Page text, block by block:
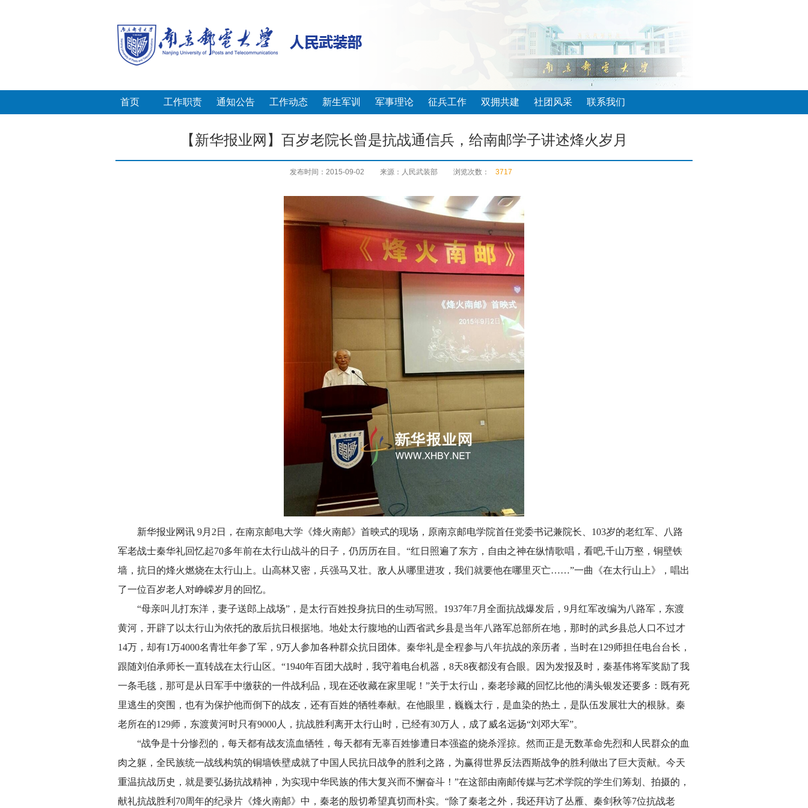
首页 工作职责 通知公告 工作动态 新生军训 军事理论 征兵工作 双拥共建 社团风采 联系我们
【新华报业网】百岁老院长曾是抗战通信兵，给南邮学子讲述烽火岁月
发布时间：2015-09-02 来源：人民武装部 浏览次数： 3717
新华报业网讯 9月2日，在南京邮电大学《烽火南邮》首映式的现场，原南京邮电学院首任党委书记兼院长、103岁的老红军、八路
军老战士秦华礼回忆起70多年前在太行山战斗的日子，仍历历在目。“红日照遍了东方，自由之神在纵情歌唱，看吧,千山万壑，铜壁铁
墙，抗日的烽火燃烧在太行山上。山高林又密，兵强马又壮。敌人从哪里进攻，我们就要他在哪里灭亡……”一曲《在太行山上》，唱出
了一位百岁老人对峥嵘岁月的回忆。
“母亲叫儿打东洋，妻子送郎上战场”，是太行百姓投身抗日的生动写照。1937年7月全面抗战爆发后，9月红军改编为八路军，东渡
黄河，开辟了以太行山为依托的敌后抗日根据地。地处太行腹地的山西省武乡县是当年八路军总部所在地，那时的武乡县总人口不过才
14万，却有1万4000名青壮年参了军，9万人参加各种群众抗日团体。秦华礼是全程参与八年抗战的亲历者，当时在129师担任电台台长，
跟随刘伯承师长一直转战在太行山区。“1940年百团大战时，我守着电台机器，8天8夜都没有合眼。因为发报及时，秦基伟将军奖励了我
一条毛毯，那可是从日军手中缴获的一件战利品，现在还收藏在家里呢！”关于太行山，秦老珍藏的回忆比他的满头银发还要多：既有死
里逃生的突围，也有为保护他而倒下的战友，还有百姓的牺牲奉献。在他眼里，巍巍太行，是血染的热土，是队伍发展壮大的根脉。秦
老所在的129师，东渡黄河时只有9000人，抗战胜利离开太行山时，已经有30万人，成了威名远扬“刘邓大军”。
“战争是十分惨烈的，每天都有战友流血牺牲，每天都有无辜百姓惨遭日本强盗的烧杀淫掠。然而正是无数革命先烈和人民群众的血
肉之躯，全民族统一战线构筑的铜墙铁壁成就了中国人民抗日战争的胜利之路，为赢得世界反法西斯战争的胜利做出了巨大贡献。今天
重温抗战历史，就是要弘扬抗战精神，为实现中华民族的伟大复兴而不懈奋斗！”在这部由南邮传媒与艺术学院的学生们筹划、拍摄的，
献礼抗战胜利70周年的纪录片《烽火南邮》中，秦老的殷切希望真切而朴实。“除了秦老之外，我还拜访了丛雁、秦剑秋等7位抗战老